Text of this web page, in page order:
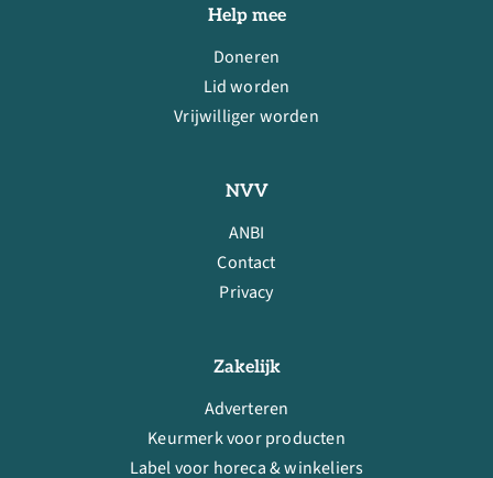
Help mee
Doneren
Lid worden
Vrijwilliger worden
NVV
ANBI
Contact
Privacy
Zakelijk
Adverteren
Keurmerk voor producten
Label voor horeca & winkeliers